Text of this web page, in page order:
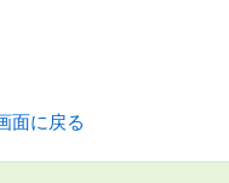
面に戻る